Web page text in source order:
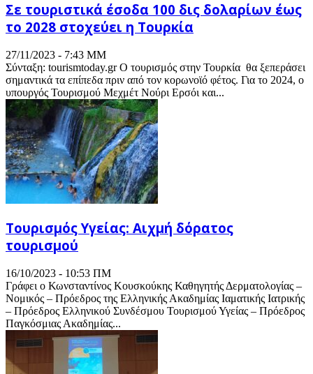
Σε τουριστικά έσοδα 100 δις δολαρίων έως
το 2028 στοχεύει η Τουρκία
27/11/2023 - 7:43 ΜΜ
Σύνταξη: tourismtoday.gr Ο τουρισμός στην Τουρκία θα ξεπεράσει
σημαντικά τα επίπεδα πριν από τον κορωνοϊό φέτος. Για το 2024, ο
υπουργός Τουρισμού Μεχμέτ Νούρι Ερσόι και...
Tουρισμός Υγείας: Aιχμή δόρατος
τουρισμού
16/10/2023 - 10:53 ΠΜ
Γράφει ο Κωνσταντίνος Κουσκούκης Καθηγητής Δερματολογίας –
Νομικός – Πρόεδρος της Ελληνικής Ακαδημίας Ιαματικής Ιατρικής
– Πρόεδρος Ελληνικού Συνδέσμου Τουρισμού Υγείας – Πρόεδρος
Παγκόσμιας Ακαδημίας...